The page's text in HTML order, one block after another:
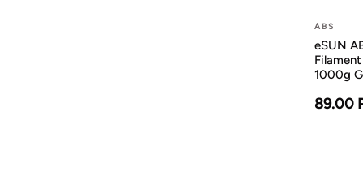
ABS
eSUN
1000g
89.00